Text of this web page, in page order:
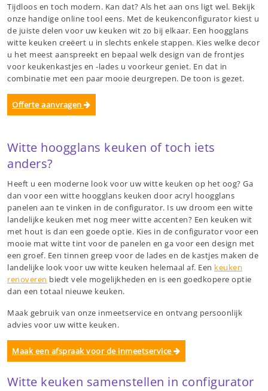
Tijdloos en toch modern. Kan dat? Als het aan ons ligt wel. Bekijk
onze handige online tool eens. Met de keukenconfigurator kiest u
de juiste delen voor uw keuken wit zo bij elkaar. Een hoogglans
witte keuken creëert u in slechts enkele stappen. Kies welke decor
u het meest aanspreekt en bepaal welk design van de frontjes
voor keukenkastjes en -lades u voorkeur geniet. En dat in
combinatie met een paar mooie deurgrepen. De toon is gezet.
Offerte aanvragen
Witte hoogglans keuken of toch iets
anders?
Heeft u een moderne look voor uw witte keuken op het oog? Ga
dan voor een witte hoogglans keuken door acryl hoogglans
panelen aan te vinken in de configurator. Is uw droom een witte
landelijke keuken met nog meer witte accenten? Een keuken wit
met hout is dan een goede optie. Kies in de configurator voor een
mooie mat witte tint voor de panelen en ga voor een design met
een groef. Een tinnen greep voor de lades en de kastjes maken de
landelijke look voor uw witte keuken helemaal af. Een keuken
renoveren biedt vele mogelijkheden en is een goedkopere optie
dan een totaal nieuwe keuken.
Maak gebruik van onze inmeetservice en ontvang persoonlijk
advies voor uw witte keuken.
Maak een afspraak voor de inmeetservice
Witte keuken samenstellen in configurator